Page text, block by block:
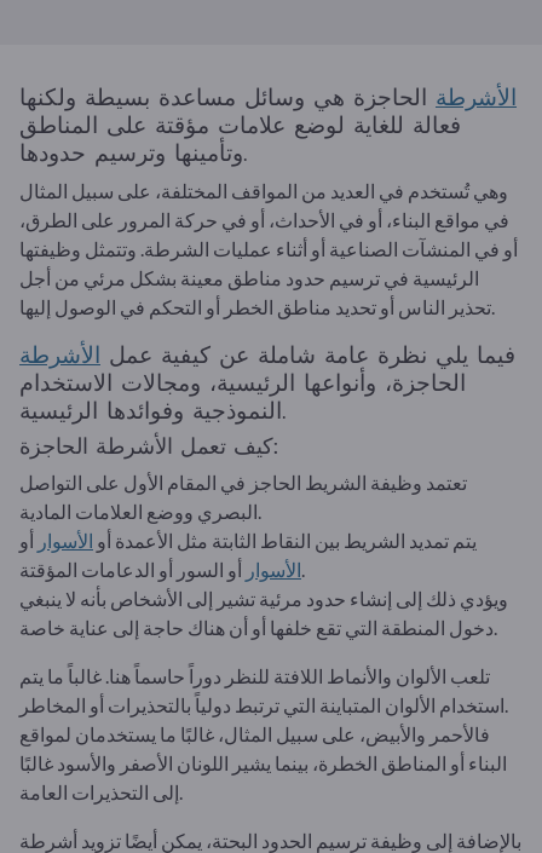
الأشرطة الحاجزة هي وسائل مساعدة بسيطة ولكنها
فعالة للغاية لوضع علامات مؤقتة على المناطق
وتأمينها وترسيم حدودها.
وهي تُستخدم في العديد من المواقف المختلفة، على سبيل المثال
في مواقع البناء، أو في الأحداث، أو في حركة المرور على الطرق،
أو في المنشآت الصناعية أو أثناء عمليات الشرطة. وتتمثل وظيفتها
الرئيسية في ترسيم حدود مناطق معينة بشكل مرئي من أجل
فيما يلي نظرة عامة شاملة عن كيفية عمل الأشرطة
الحاجزة، وأنواعها الرئيسية، ومجالات الاستخدام
النموذجية وفوائدها الرئيسية.
كيف تعمل الأشرطة الحاجزة:
تعتمد وظيفة الشريط الحاجز في المقام الأول على التواصل
يتم تمديد الشريط بين النقاط الثابتة مثل الأعمدة أو الأسوار أو
الأسوار
ويؤدي ذلك إلى إنشاء حدود مرئية تشير إلى الأشخاص بأنه لا ينبغي
تلعب الألوان والأنماط اللافتة للنظر دوراً حاسماً هنا. غالباً ما يتم
فالأحمر والأبيض، على سبيل المثال، غالبًا ما يستخدمان لمواقع
البناء أو المناطق الخطرة، بينما يشير اللونان الأصفر والأسود غالبًا
بالإضافة إلى وظيفة ترسيم الحدود البحتة، يمكن أيضًا تزويد أشرطة